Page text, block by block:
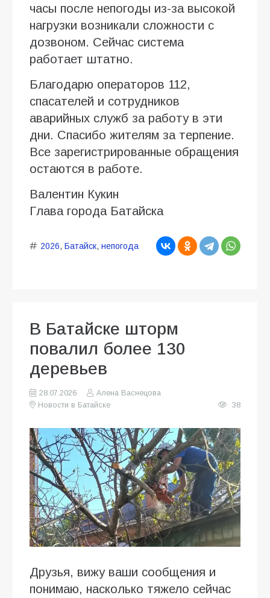
часы после непогоды из-за высокой
нагрузки возникали сложности с
дозвоном. Сейчас система
работает штатно.
Благодарю операторов 112,
спасателей и сотрудников
аварийных служб за работу в эти
дни. Спасибо жителям за терпение.
Все зарегистрированные обращения
остаются в работе.
Валентин Кукин
Глава города Батайска
2026, Батайск, непогода
В Батайске шторм
повалил более 130
деревьев
28.07.2026
Алена Васнецова
Новости в Батайске
38
Друзья, вижу ваши сообщения и
понимаю, насколько тяжело сейчас